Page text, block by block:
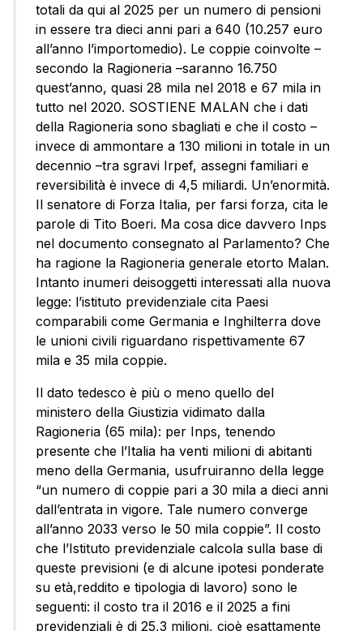
totali da qui al 2025 per un numero di pensioni
in essere tra dieci anni pari a 640 (10.257 euro
all’anno l’importomedio). Le coppie coinvolte –
secondo la Ragioneria –saranno 16.750
quest’anno, quasi 28 mila nel 2018 e 67 mila in
tutto nel 2020. SOSTIENE MALAN che i dati
della Ragioneria sono sbagliati e che il costo –
invece di ammontare a 130 milioni in totale in un
decennio –tra sgravi Irpef, assegni familiari e
reversibilità è invece di 4,5 miliardi. Un’enormità.
Il senatore di Forza Italia, per farsi forza, cita le
parole di Tito Boeri. Ma cosa dice davvero Inps
nel documento consegnato al Parlamento? Che
ha ragione la Ragioneria generale etorto Malan.
Intanto inumeri deisoggetti interessati alla nuova
legge: l’istituto previdenziale cita Paesi
comparabili come Germania e Inghilterra dove
le unioni civili riguardano rispettivamente 67
mila e 35 mila coppie.
Il dato tedesco è più o meno quello del
ministero della Giustizia vidimato dalla
Ragioneria (65 mila): per Inps, tenendo
presente che l’Italia ha venti milioni di abitanti
meno della Germania, usufruiranno della legge
“un numero di coppie pari a 30 mila a dieci anni
dall’entrata in vigore. Tale numero converge
all’anno 2033 verso le 50 mila coppie”. Il costo
che l’Istituto previdenziale calcola sulla base di
queste previsioni (e di alcune ipotesi ponderate
su età,reddito e tipologia di lavoro) sono le
seguenti: il costo tra il 2016 e il 2025 a fini
previdenziali è di 25,3 milioni, cioè esattamente